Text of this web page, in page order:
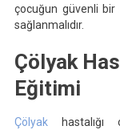
çocuğun güvenli
sağlanmalıdır.
Çölyak
Eğitimi
Çölyakhastalığı